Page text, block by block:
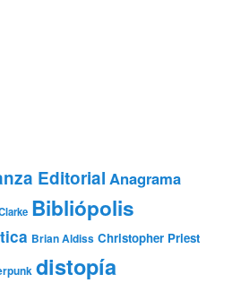
Editorial Anagrama
Bibliópolis
Brian Aldiss Christopher Priest
distopía